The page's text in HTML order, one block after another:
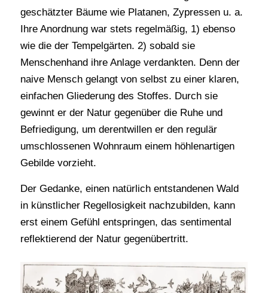
geschätzter Bäume wie Platanen, Zypressen u. a.
Ihre Anordnung war stets regelmäßig, 1) ebenso
wie die der Tempelgärten. 2) sobald sie
Menschenhand ihre Anlage verdankten. Denn der
naive Mensch gelangt von selbst zu einer klaren,
einfachen Gliederung des Stoffes. Durch sie
gewinnt er der Natur gegenüber die Ruhe und
Befriedigung, um derentwillen er den regulär
umschlossenen Wohnraum einem höhlenartigen
Gebilde vorzieht.
Der Gedanke, einen natürlich entstandenen Wald
in künstlicher Regellosigkeit nachzubilden, kann
erst einem Gefühl entspringen, das sentimental
reflektierend der Natur gegenübertritt.